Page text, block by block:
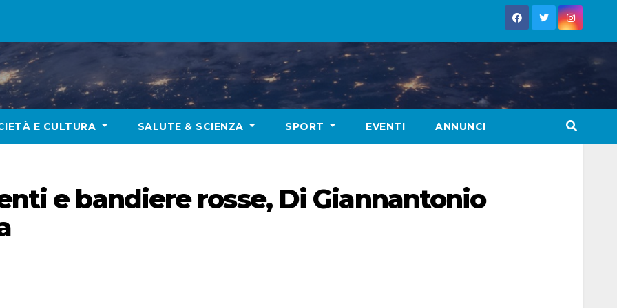
E CULTURA SALUTE & SCIENZA SPORT EVENTI ANNUNCI
e bandiere rosse, Di Giannantonio